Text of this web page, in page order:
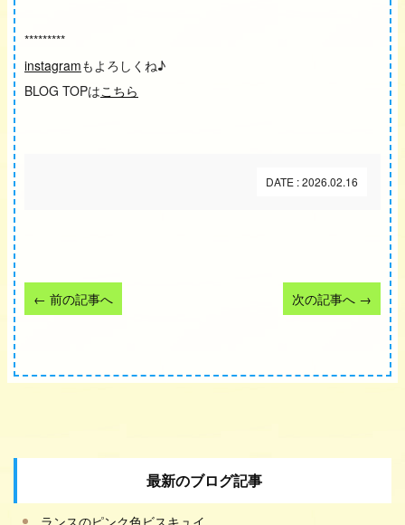
*********
instagramもよろしくね♪
BLOG TOPはこちら
DATE : 2026.02.16
← 前の記事へ 次の記事へ →
最新のブログ記事